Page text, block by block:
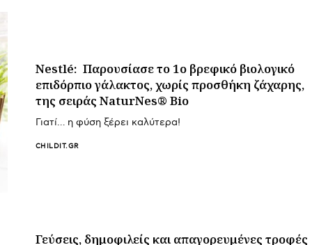
Nestlé: Παρουσίασε το 1ο βρεφικό βιολογικό
επιδόρπιο γάλακτος, χωρίς προσθήκη ζάχαρης,
της σειράς NaturNes® Bio
Γιατί… η φύση ξέρει καλύτερα!
CHILDIT.GR
Γεύσεις, δημοφιλείς και απαγορευμένες τροφές